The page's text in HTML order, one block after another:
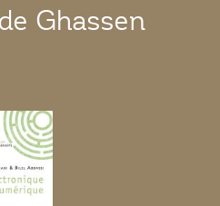
Ghassen